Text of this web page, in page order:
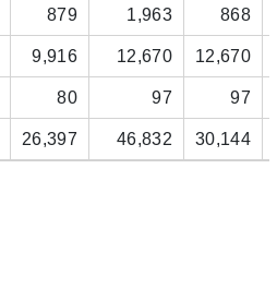
879 1,963 868
9,916 12,670 12,670
80 97 97
26,397 46,832 30,144